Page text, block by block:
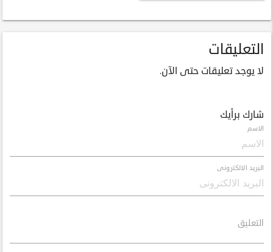
التعليقات
لا يوجد تعليقات حتى الآن.
شارك برأيك
الاسم
البريد الالكترونى
التعليق